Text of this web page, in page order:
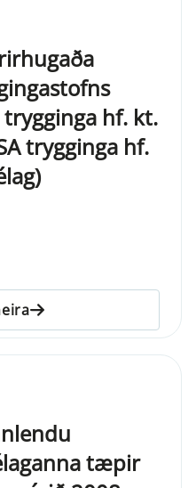
hf. kt.
trygginga hf.
tæpir